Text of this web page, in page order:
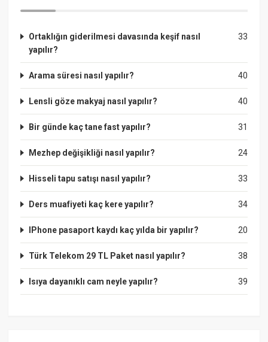
33
Ortaklığın giderilmesi davasında keşif nasıl
yapılır?
40
Arama süresi nasıl yapılır?
40
Lensli göze makyaj nasıl yapılır?
31
Bir günde kaç tane fast yapılır?
24
Mezhep değişikliği nasıl yapılır?
33
Hisseli tapu satışı nasıl yapılır?
34
Ders muafiyeti kaç kere yapılır?
20
IPhone pasaport kaydı kaç yılda bir yapılır?
38
Türk Telekom 29 TL Paket nasıl yapılır?
39
Isıya dayanıklı cam neyle yapılır?